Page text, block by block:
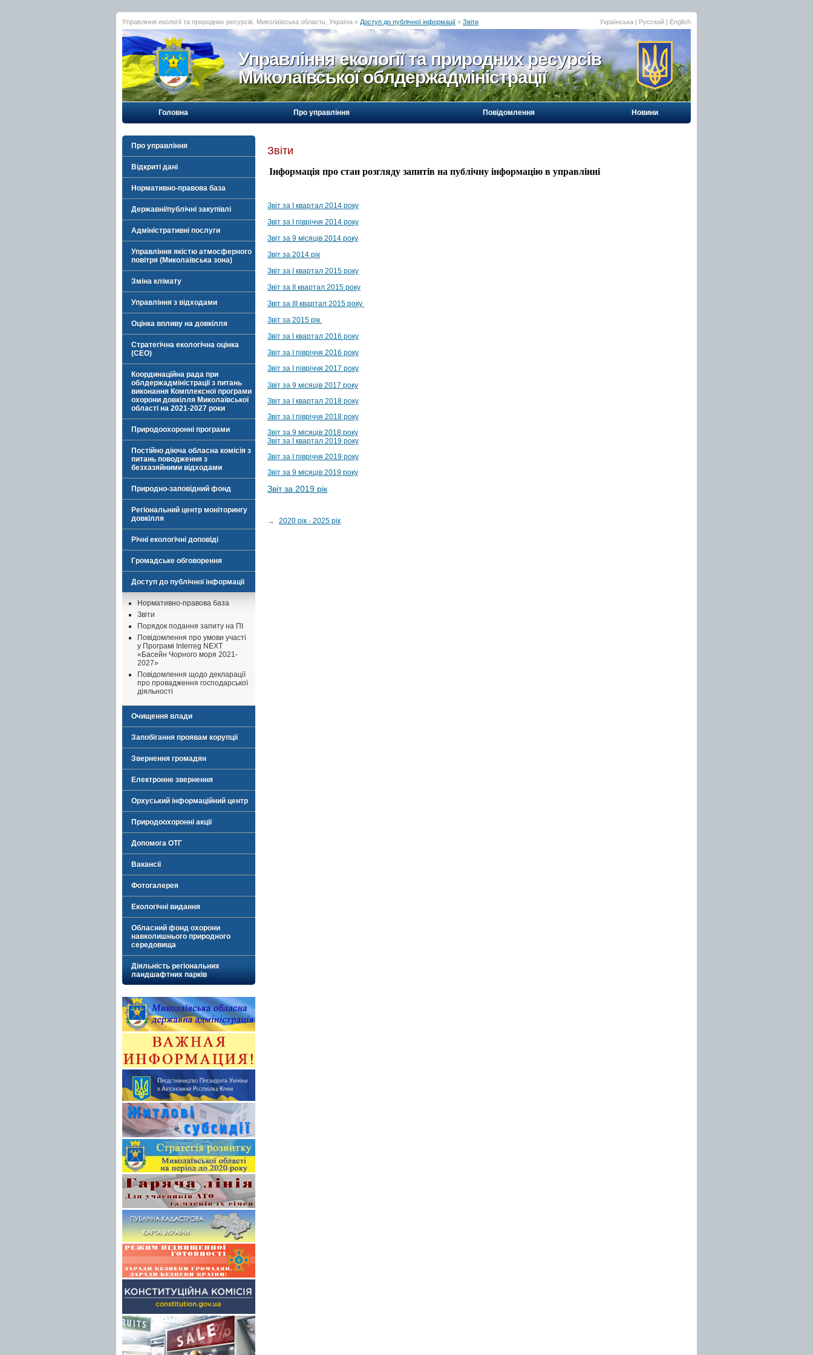
Управління екології та природних ресурсів. Миколаївська область, Україна » Доступ до публічної інформації » Звіти Українська | Русский | English
Управління екології та природних ресурсів
Миколаївської облдержадміністрації
Головна Про управління Повідомлення Новини
Про управління
Відкриті дані
Нормативно-правова база
Державні/публічні закупівлі
Адміністративні послуги
Управління якістю атмосферного
повітря (Миколаївська зона)
Зміна клімату
Управління з відходами
Оцінка впливу на довкілля
Стратегічна екологічна оцінка
(СЕО)
Координаційна рада при
облдержадміністрації з питань
виконання Комплексної програми
охорони довкілля Миколаївської
області на 2021-2027 роки
Природоохоронні програми
Постійно діюча обласна комісія з
питань поводження з
безхазяйними відходами
Природно-заповідний фонд
Регіональний центр моніторингу
довкілля
Річні екологічні доповіді
Громадське обговорення
Доступ до публічної інформації
Нормативно-правова база
Звіти
Порядок подання запиту на ПІ
Повідомлення про умови участі
у Програмі Interreg NEXT
«Басейн Чорного моря 2021-
2027»
Повідомлення щодо декларації
про провадження господарської
діяльності
Очищення влади
Запобігання проявам корупції
Звернення громадян
Електронне звернення
Орхуський інформаційний центр
Природоохоронні акції
Допомога ОТГ
Вакансії
Фотогалерея
Екологічні видання
Обласний фонд охорони
навколишнього природного
середовища
Діяльність регіональних
ландшафтних парків
Звіти
Інформація про стан розгляду запитів на публічну інформацію в управлінні
Звіт за І квартал 2014 року
Звіт за І півріччя 2014 року
Звіт за 9 місяців 2014 року
Звіт за 2014 рік
Звіт за І квартал 2015 року
Звіт за ІI квартал 2015 року
Звіт за ІІI квартал 2015 року
Звіт за 2015 рік
Звіт за І квартал 2016 року
Звіт за І півріччя 2016 року
Звіт за І півріччя 2017 року
Звіт за 9 місяців 2017 року
Звіт за І квартал 2018 року
Звіт за І півріччя 2018 року
Звіт за 9 місяців 2018 року
Звіт за І квартал 2019 року
Звіт за І півріччя 2019 року
Звіт за 9 місяців 2019 року
Звіт за 2019 рік
→ 2020 рік - 2025 рік